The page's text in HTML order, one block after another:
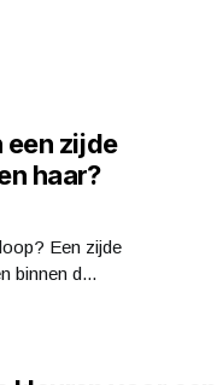
een zijde
haar?
Een zijde
binnen d...